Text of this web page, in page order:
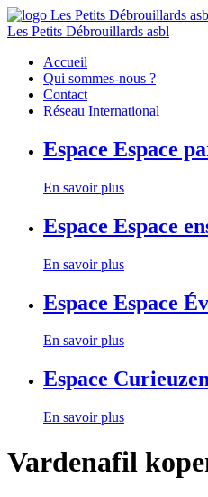
Les Petits Débrouillards asbl
Accueil
Qui sommes-nous ?
Contact
Réseau International
Espace Espace
En savoir plus
Espace Espace
En savoir plus
Espace Espace
En savoir plus
Espace
En savoir plus
Vardenafil